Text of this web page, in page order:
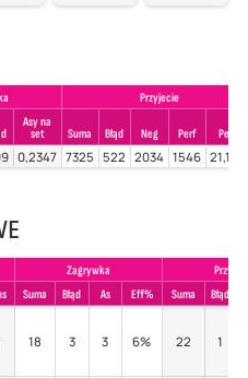
Przyjecie
Asy na
set
Suma Błąd Neg Perf Perf%
0,2347 7325 522 2034 1546
Zagrywka
Suma Błąd As Eff% Suma Błąd
18 3 3 6% 22 1